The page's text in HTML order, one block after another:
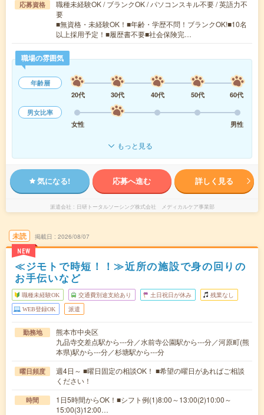
応募資格
職種未経験OK / ブランクOK / パソコンスキル不要 / 英語力不
要
■無資格・未経験OK！■年齢・学歴不問！ブランクOK!■10名
以上採用予定！■履歴書不要■社会保険完…
職場の雰囲気
年齢層
20代
30代 40代 50代
60代
男女比率
女性
男性
もっと見る
気になる! 応募へ進む 詳しく見る
派遣会社 日研トータルソーシング株式会社 メディカルケア事業部
未読
NEW
掲載日 2026/08/07
≪ジモトで時短！！≫近所の施設で身の回りの
お手伝いなど
職種未経験OK 交通費別途支給あり 土日祝日が休み 残業なし
WEB登録OK 派遣
勤務地
熊本市中央区
九品寺交差点駅から---分／水前寺公園駅から---分／河原町(熊
本県)駅から---分／杉塘駅から---分
曜日頻度
週4日～ ■曜日固定の相談OK！ ■希望の曜日があればご相談
ください！
時間
1日5時間からOK！■シフト例(1)8:00～13:00(2)10:00～
15:00(3)12:00…